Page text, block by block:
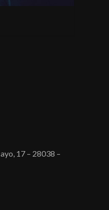
17 – 28038 –